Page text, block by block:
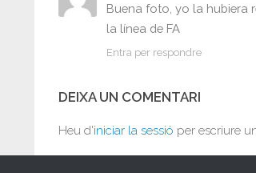
Buena foto, yo la hubiera
la línea de FA
Entra per respondre
DEIXA UN COMENTARI
Heu d'iniciar la sessió per escriure